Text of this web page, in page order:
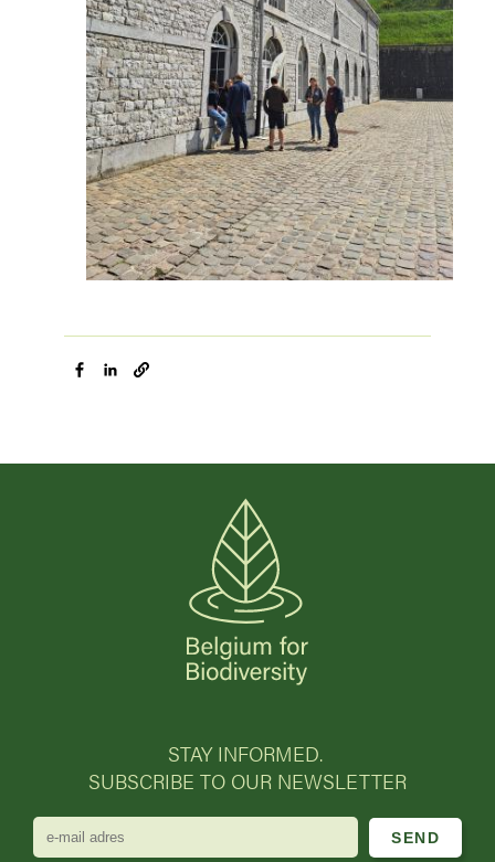
STAY INFORMED.
SUBSCRIBE TO OUR NEWSLETTER
e-